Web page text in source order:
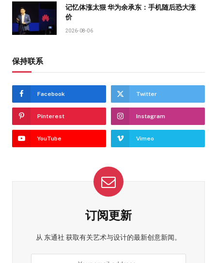
记忆体涨太狠 华为余承东：手机随后恐大涨
价
2026-08-06
保持联系
Facebook Twitter
Pinterest Instagram
YouTube Vimeo
订阅更新
从 东通社 获取有关艺术与设计的最新创意新闻。